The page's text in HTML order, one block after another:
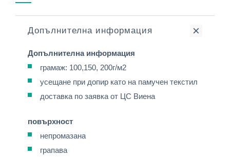
Допълнителна информация
Допълнителна информация
грамаж: 100,150, 200г/м2
усещане при допир като на памучен текстил
доставка по заявка от ЦС Виена
повърхност
непромазана
грапава